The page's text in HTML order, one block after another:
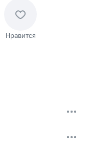
Нравится